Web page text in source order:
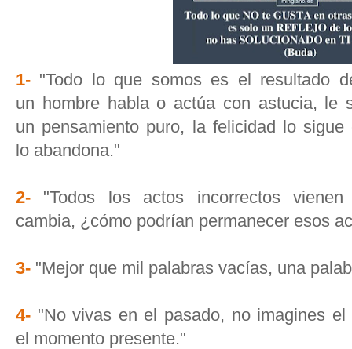
1- "Todo lo que somos es el resultado
un hombre habla o actúa con astucia, le
un pensamiento puro, la felicidad lo
lo abandona."
2- "Todos los actos incorrectos
cambia, ¿cómo podrían permanecer esos
3- "Mejor que mil palabras vacías, una
4- "No vivas en el pasado, no imagines
el momento presente."